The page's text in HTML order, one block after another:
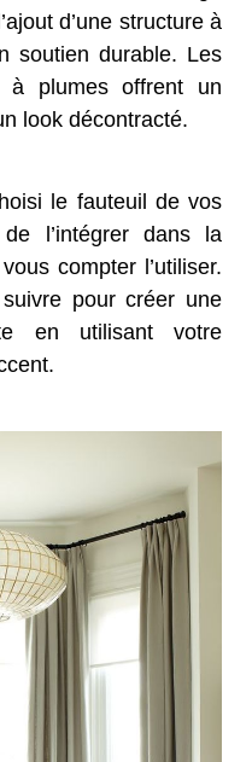
d’une structure à
soutien durable. Les
à plumes offrent un
look décontracté.
le fauteuil de vos
l’intégrer dans la
compter l’utiliser.
pour créer une
en utilisant votre